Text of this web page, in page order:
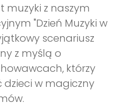
muzyki z naszym
"Dzień Muzyki w
scenariusz
z myślą o
którzy
w magiczny